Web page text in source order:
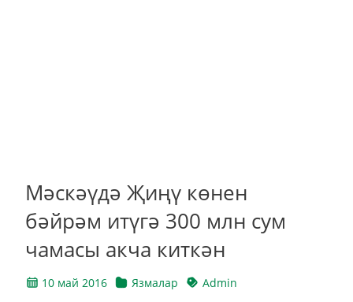
Мәскәүдә Җиңү көнен
бәйрәм итүгә 300 млн сум
чамасы акча киткән
10 май 2016 Язмалар Admin